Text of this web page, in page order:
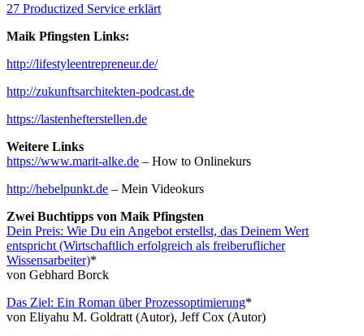
27 Productized Service erklärt
Maik Pfingsten Links:
http://lifestyleentrepreneur.de/
http://zukunftsarchitekten-podcast.de
https://lastenhefterstellen.de
Weitere Links
https://www.marit-alke.de – How to Onlinekurs
http://hebelpunkt.de – Mein Videokurs
Zwei Buchtipps von Maik Pfingsten
Dein Preis: Wie Du ein Angebot erstellst, das Deinem Wert
entspricht (Wirtschaftlich erfolgreich als freiberuflicher
Wissensarbeiter)*
von Gebhard Borck
Das Ziel: Ein Roman über Prozessoptimierung*
von Eliyahu M. Goldratt (Autor), Jeff Cox (Autor)